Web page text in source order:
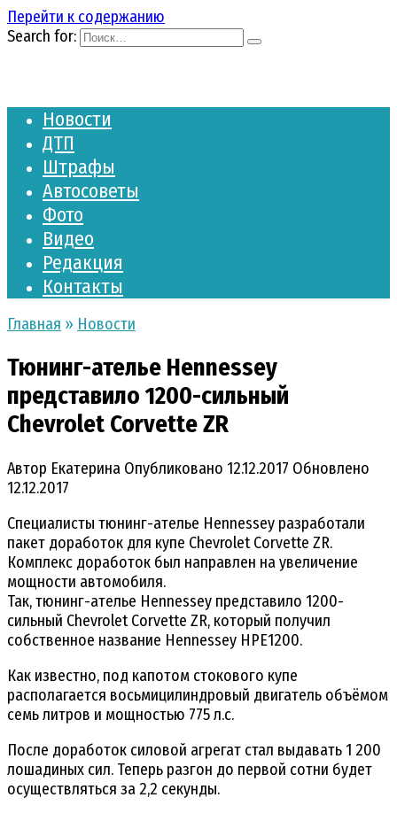
Перейти к содержанию
Search for:
Новости
ДТП
Штрафы
Автосоветы
Фото
Видео
Редакция
Контакты
Главная » Новости
Тюнинг-ателье Hennessey
представило 1200-сильный
Chevrolet Corvette ZR
Автор Екатерина Опубликовано 12.12.2017 Обновлено
12.12.2017
Специалисты тюнинг-ателье Hennessey разработали
пакет доработок для купе Chevrolet Corvette ZR.
Комплекс доработок был направлен на увеличение
мощности автомобиля.
Так, тюнинг-ателье Hennessey представило 1200-
сильный Chevrolet Corvette ZR, который получил
собственное название Hennessey HPE1200.
Как известно, под капотом стокового купе
располагается восьмицилиндровый двигатель объёмом
семь литров и мощностью 775 л.с.
После доработок силовой агрегат стал выдавать 1 200
лошадиных сил. Теперь разгон до первой сотни будет
осуществляться за 2,2 секунды.